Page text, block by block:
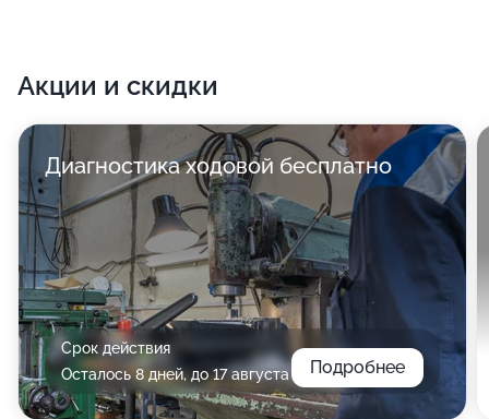
Акции и скидки
Диагностика ходовой бесплатно
Срок действия
Осталось 8 дней, до 17 августа
Подробнее